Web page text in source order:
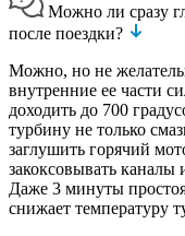
Можно ли сразу
после поездки?
Можно, но не
внутренние ее части
доходить до 700
турбину не только
заглушить горячий
закоксовывать
Даже 3 минуты
снижает температуру